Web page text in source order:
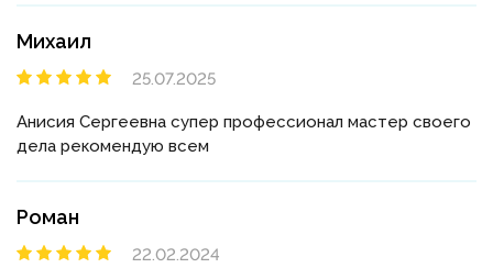
Михаил
25.07.2025
Анисия Сергеевна супер профессионал мастер своего
дела рекомендую всем
Роман
22.02.2024